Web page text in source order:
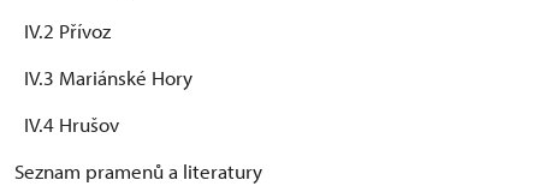
IV.2 Přívoz
IV.3 Mariánské Hory
IV.4 Hrušov
Seznam pramenů a literatury